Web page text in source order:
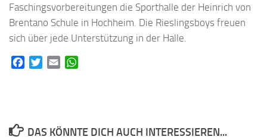
Faschingsvorbereitungen die Sporthalle der Heinrich von
Brentano Schule in Hochheim. Die Rieslingsboys freuen
sich über jede Unterstützung in der Halle.
FacebookTwitterEmail
DAS KÖNNTE DICH AUCH INTERESSIEREN...